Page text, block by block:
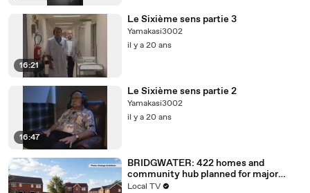
16:21
Le Sixième sens partie 3
Yamakasi3002
il y a 20 ans
16:47
Le Sixième sens partie 2
Yamakasi3002
il y a 20 ans
BRIDGWATER: 422 homes and
community hub planned for major
Bridgwater development site
Local TV